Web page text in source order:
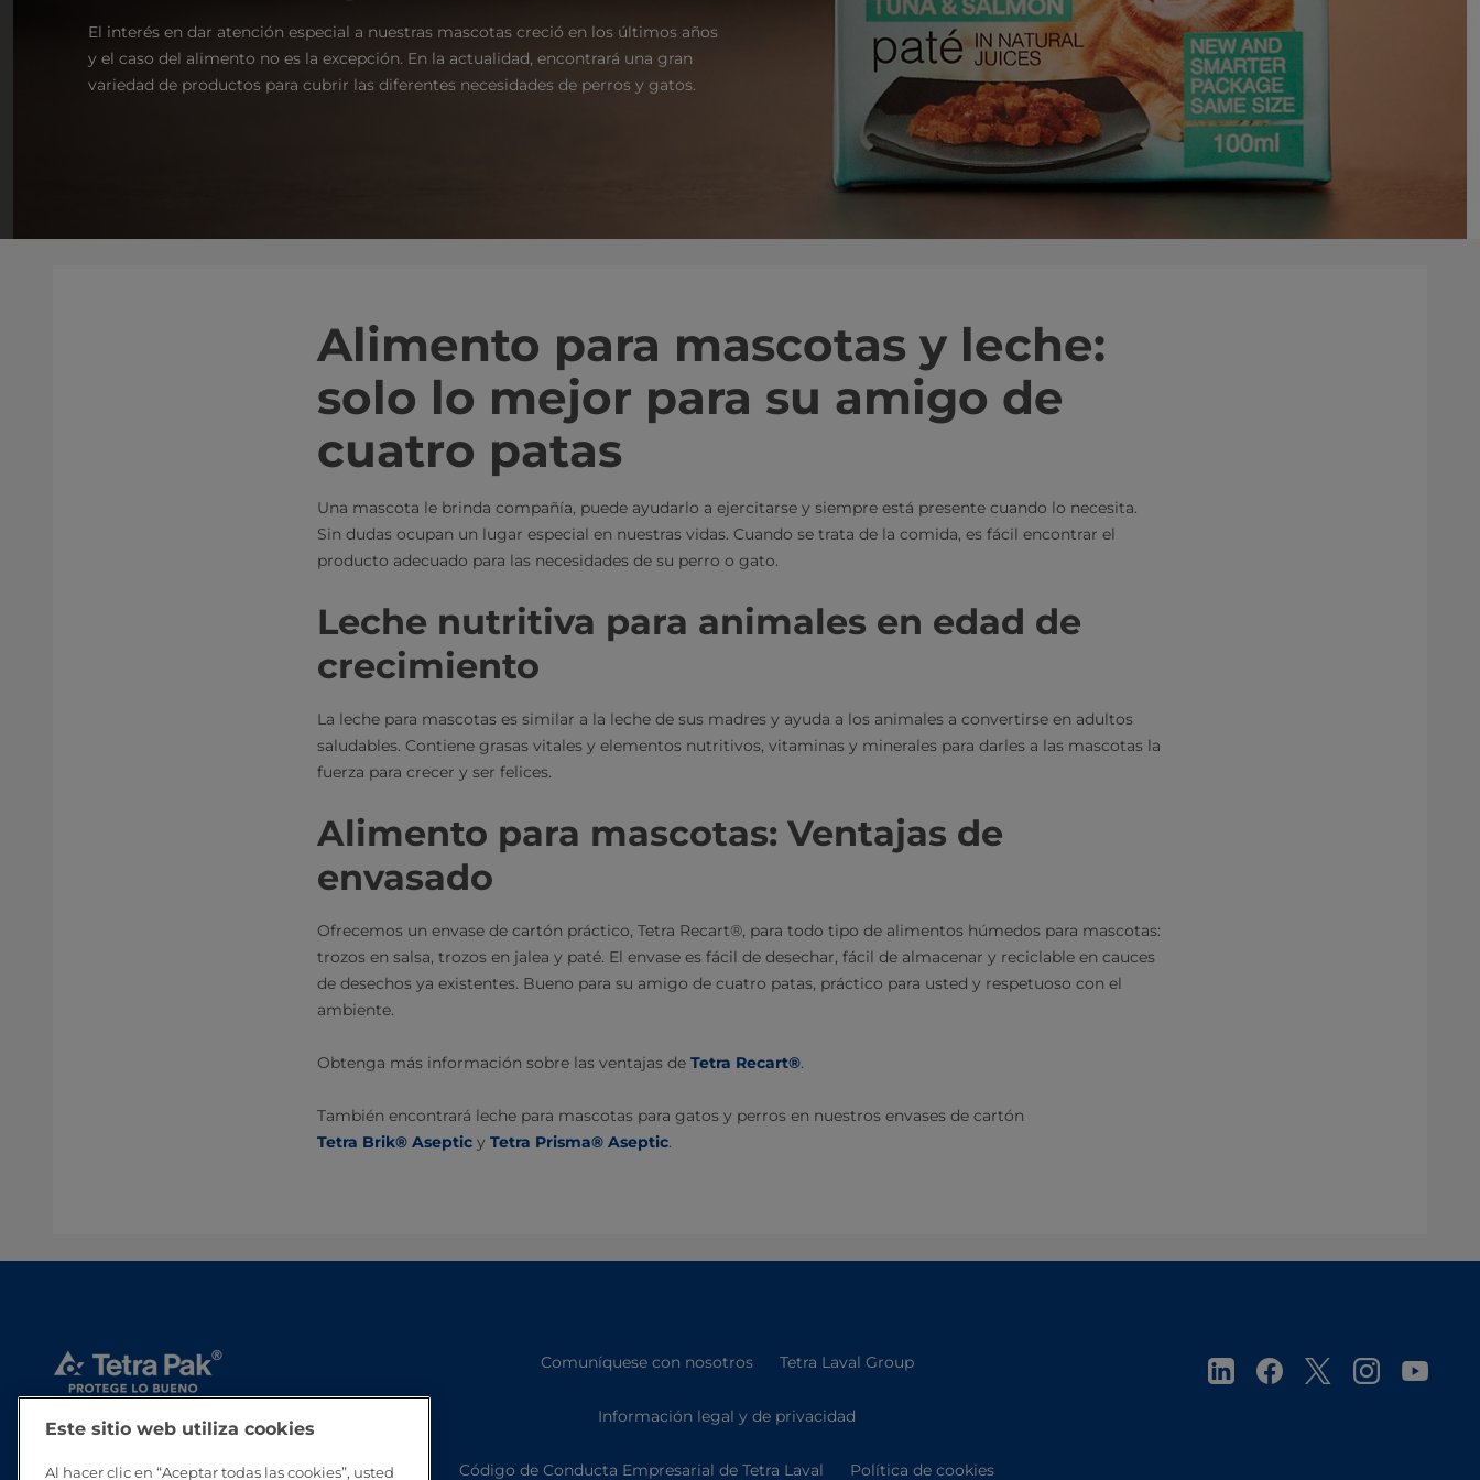
El interés en dar atención especial a nuestras mascotas creció en los últimos años
y el caso del alimento no es la excepción. En la actualidad, encontrará una gran
variedad de productos para cubrir las diferentes necesidades de perros y gatos.
Alimento para mascotas y leche:
solo lo mejor para su amigo de
cuatro patas
Una mascota le brinda compañía, puede ayudarlo a ejercitarse y siempre está presente cuando lo necesita.
Sin dudas ocupan un lugar especial en nuestras vidas. Cuando se trata de la comida, es fácil encontrar el
producto adecuado para las necesidades de su perro o gato.
Leche nutritiva para animales en edad de
crecimiento
La leche para mascotas es similar a la leche de sus madres y ayuda a los animales a convertirse en adultos
saludables. Contiene grasas vitales y elementos nutritivos, vitaminas y minerales para darles a las mascotas la
fuerza para crecer y ser felices.
Alimento para mascotas: Ventajas de
envasado
Ofrecemos un envase de cartón práctico, Tetra Recart®, para todo tipo de alimentos húmedos para mascotas:
trozos en salsa, trozos en jalea y paté. El envase es fácil de desechar, fácil de almacenar y reciclable en cauces
de desechos ya existentes. Bueno para su amigo de cuatro patas, práctico para usted y respetuoso con el
ambiente.
Obtenga más información sobre las ventajas de Tetra Recart®.
También encontrará leche para mascotas para gatos y perros en nuestros envases de cartón
Tetra Brik® Aseptic y Tetra Prisma® Aseptic.
Comuníquese con nosotros Tetra Laval Group
Información legal y de privacidad
Código de Conducta Empresarial de Tetra Laval Política de cookies
Este sitio web utiliza cookies
Al hacer clic en “Aceptar todas las cookies”, usted